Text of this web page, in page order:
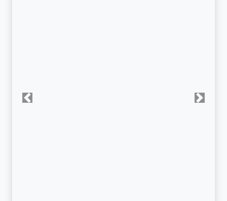
Anterior Próxima